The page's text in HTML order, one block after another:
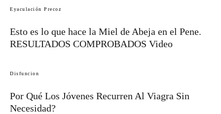
Eyaculación Precoz
Esto es lo que hace la Miel de Abeja en el Pene.
RESULTADOS COMPROBADOS Video
Disfuncion
Por Qué Los Jóvenes Recurren Al Viagra Sin
Necesidad?